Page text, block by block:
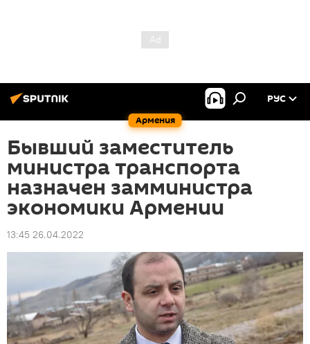
Армения
РУС
Бывший заместитель
министра транспорта
назначен замминистра
экономики Армении
13:45 26.04.2022